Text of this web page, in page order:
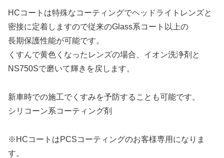
HCコートは特殊なコーティングでヘッドライトレンズと
密接に定着しますので従来のGlass系コート以上の
長期保護性能が可能です。
くすんで黄色くなったレンズの場合、イオン洗浄剤と
NS750Sで磨いて輝きを戻します。
新車時での施工でくすみを予防することも可能です。
シリコーン系コーティング剤
※HCコートはPCSコーティングのお客様専用になりま
す。